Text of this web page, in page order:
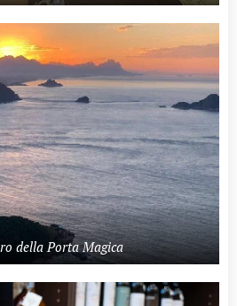
della Porta Magica